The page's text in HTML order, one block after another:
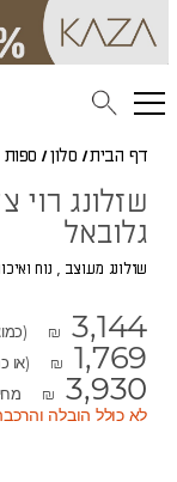
דף הבית/ סלון / ספות
שזלונג רוי
גלובאל
שזלונג מעוצב , נוח
₪ 3,144
₪ 1,769 (או
₪ 3,930
לא כולל הובלה